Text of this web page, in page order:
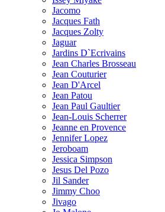
Jacomo
Jacques Fath
Jacques Zolty
Jaguar
Jardins D`Ecrivains
Jean Charles Brosseau
Jean Couturier
Jean D'Arcel
Jean Patou
Jean Paul Gaultier
Jean-Louis Scherrer
Jeanne en Provence
Jennifer Lopez
Jeroboam
Jessica Simpson
Jesus Del Pozo
Jil Sander
Jimmy Choo
Jivago